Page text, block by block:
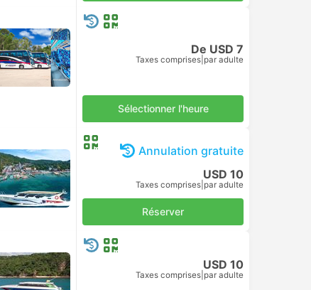
De USD 7
Taxes comprises par adulte
Sélectionner l'heure
Annulation gratuite
USD 10
Taxes comprises par adulte
Réserver
USD 10
Taxes comprises par adulte